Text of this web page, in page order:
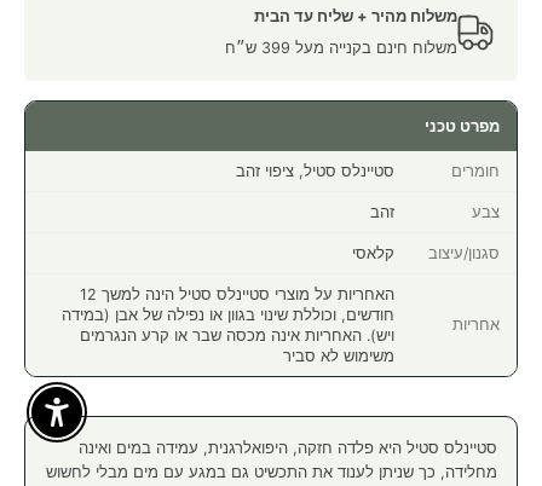
משלוח מהיר + שליח עד הבית
משלוח חינם בקנייה מעל 399 ש״ח
מפרט טכני
חומרים סטיינלס סטיל, ציפוי זהב
צבע זהב
סגנון/עיצוב קלאסי
אחריות
האחריות על מוצרי סטיינלס סטיל הינה למשך 12
חודשים, וכוללת שינוי בגוון או נפילה של אבן (במידה
ויש). האחריות אינה מכסה שבר או קרע הנגרמים
משימוש לא סביר
סטיינלס סטיל היא פלדה חזקה, היפואלרגנית, עמידה במים ואינה
מחלידה, כך שניתן לענוד את התכשיט גם במגע עם מים מבלי לחשוש
Enable Accessibility